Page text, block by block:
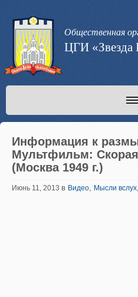
Общественная
ЦГИ «Звезда
Информация к
Мультфильм:
(Москва 1949 г.)
Июнь 11, 2013 в Видео, Мысли вслух